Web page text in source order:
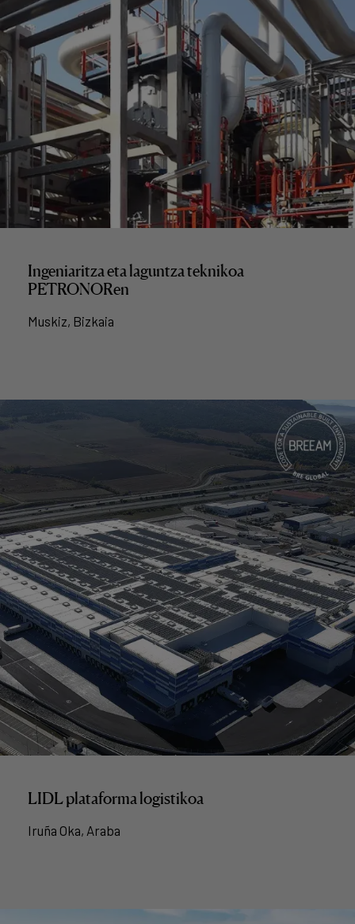
Ingeniaritza eta laguntza teknikoa
PETRONORen
Muskiz, Bizkaia
LIDL plataforma logistikoa
Iruña Oka, Araba